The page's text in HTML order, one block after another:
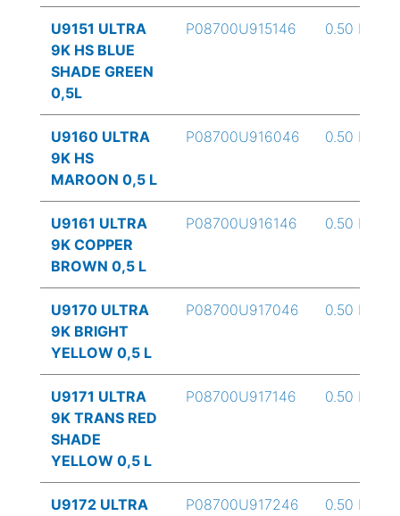
U9151 ULTRA
9K HS BLUE
SHADE GREEN
0,5L
P08700U915146 0.50 L
U9160 ULTRA
9K HS
MAROON 0,5 L
P08700U916046 0.50 L
U9161 ULTRA
9K COPPER
BROWN 0,5 L
P08700U916146 0.50 L
U9170 ULTRA
9K BRIGHT
YELLOW 0,5 L
P08700U917046 0.50 L
U9171 ULTRA
9K TRANS RED
SHADE
YELLOW 0,5 L
P08700U917146 0.50 L
U9172 ULTRA P08700U917246 0.50 L